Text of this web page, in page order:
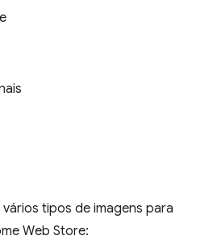
tipos de imagens para
Web Store: